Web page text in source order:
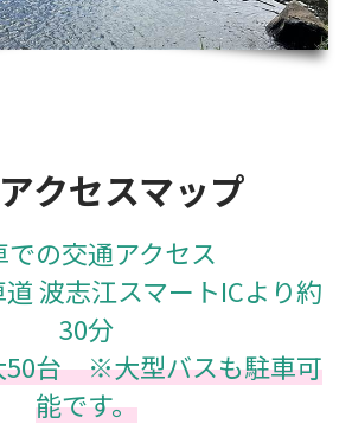
クセスマップ
での交通アクセス
波志江スマートICより約
30分
台 ※大型バスも駐車可
能です。